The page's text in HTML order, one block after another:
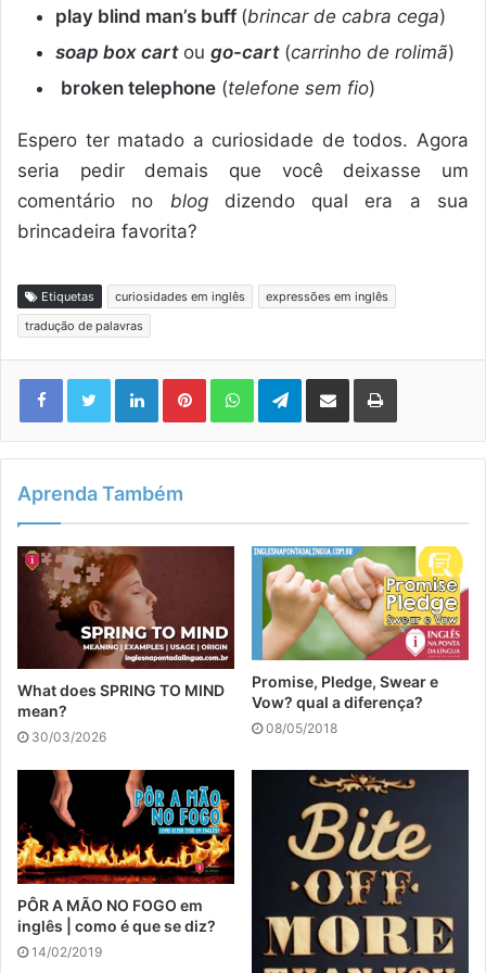
play blind man’s buff (brincar de cabra cega)
soap box cartou go-cart(carrinho de rolimã)
broken telephone (telefone sem fio)
Espero ter matado a curiosidade de todos. Agora
seria pedir demais que você deixasse um
comentário no blogdizendo qual era a sua
brincadeira favorita?
Etiquetas curiosidades em inglês
expressões em inglês
tradução de palavras
LinkedinPinterestWhatsAppTelegram
Compartilhar via e-mail Imprimir
Aprenda Também
What does SPRING TO MIND
mean?
30/03/2026
Promise, Pledge, Swear e
Vow? qual a diferença?
08/05/2018
PÔR A MÃO NO FOGO em
inglês | como é que se diz?
14/02/2019